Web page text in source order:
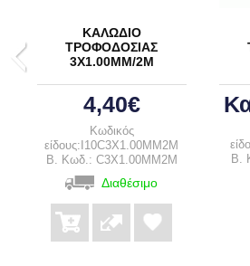
ΚΑΛΩΔΙΟ
ΤΡΟΦΟΔΟΣΙΑΣ
3Χ1.00ΜΜ/2Μ
4,40€
Κωδικός
είδους:I10C3X1.00MM2M
B. Κωδ.: C3X1.00MM2M
Διαθέσιμο
B.